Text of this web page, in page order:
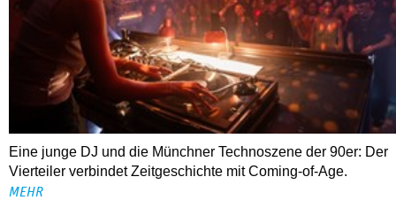
Eine junge DJ und die Münchner Technoszene der 90er: Der
Vierteiler verbindet Zeitgeschichte mit Coming-of-Age.
MEHR